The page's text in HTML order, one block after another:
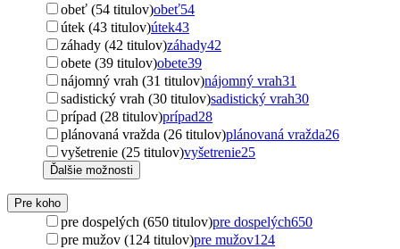
obeť (54 titulov)obeť54
útek (43 titulov)útek43
záhady (42 titulov)záhady42
obete (39 titulov)obete39
nájomný vrah (31 titulov)nájomný vrah31
sadistický vrah (30 titulov)sadistický vrah30
prípad (28 titulov)prípad28
plánovaná vražda (26 titulov)plánovaná vražda26
vyšetrenie (25 titulov)vyšetrenie25
Ďalšie možnosti
Pre koho
pre dospelých (650 titulov)pre dospelých650
pre mužov (124 titulov)pre mužov124